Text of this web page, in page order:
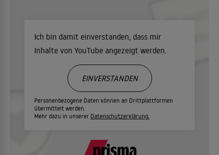
Ich bin damit einverstanden, dass mir
Inhalte von YouTube angezeigt werden.
Personenbezogene Daten können an Drittplattformen
übermittelt werden.
Mehr dazu in unserer Datenschutzerklärung.
EINVERSTANDEN